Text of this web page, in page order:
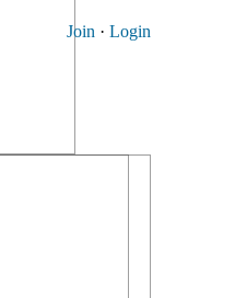
Join · Login